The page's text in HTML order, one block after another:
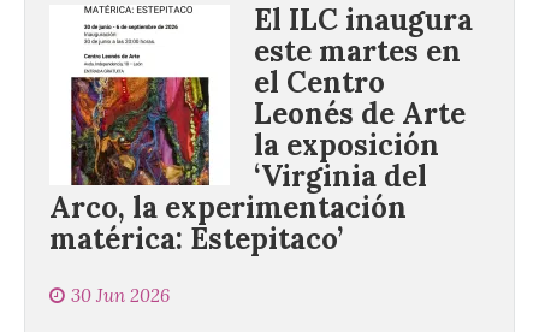
El ILC inaugura
este martes en
el Centro
Leonés de Arte
la exposición
‘Virginia del
Arco, la experimentación
matérica: Estepitaco’
30 Jun 2026